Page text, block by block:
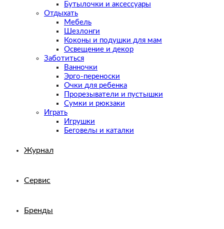
Бутылочки и аксессуары
Отдыхать
Мебель
Шезлонги
Коконы и подушки для мам
Освещение и декор
Заботиться
Ванночки
Эрго-переноски
Очки для ребенка
Прорезыватели и пустышки
Сумки и рюкзаки
Играть
Игрушки
Беговелы и каталки
Журнал
Сервис
Бренды